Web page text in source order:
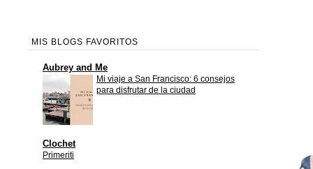
MIS BLOGS FAVORITOS
Aubrey and Me
Mi viaje a San Francisco: 6 consejos
para disfrutar de la ciudad
Clochet
Primeriti